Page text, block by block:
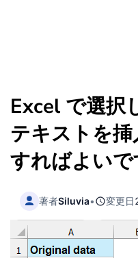
Excel で選択
テキストを
すればよいで
著者Siluvia• 変更日